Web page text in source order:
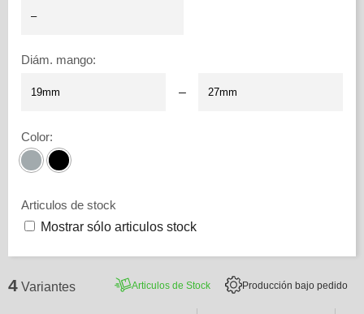
Diám. mango:
–
Color:
Articulos de stock
Mostrar sólo articulos stock
4 Variantes Articulos de Stock Producción bajo pedido